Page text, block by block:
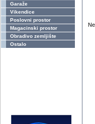
Garaže
Vikendice
Poslovni prostor
Magacinski prostor
Obradivo zemljište
Ostalo